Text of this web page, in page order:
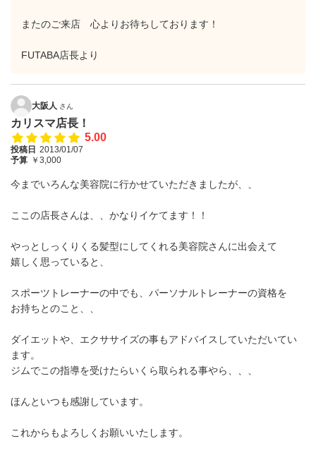
またのご来店 心よりお待ちしております！
FUTABA店長より
大阪人 さん
カリスマ店長！
5.00
投稿日 2013/01/07
予算 ￥3,000
今までいろんな美容院に行かせていただきましたが、、
ここの店長さんは、、かなりイケてます！！
やっとしっくりくる髪型にしてくれる美容院さんに出会えて
嬉しく思っていると、
スポーツトレーナーの中でも、パーソナルトレーナーの資格を
お持ちとのこと、、
ダイエットや、エクササイズの事もアドバイスしていただいてい
ます。
ジムでこの指導を受けたらいくら取られる事やら、、、
ほんといつも感謝しています。
これからもよろしくお願いいたします。